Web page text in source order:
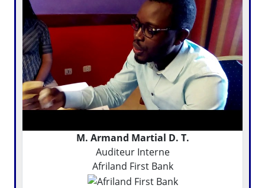
M. Armand Martial D. T.
Auditeur Interne
Afriland First Bank